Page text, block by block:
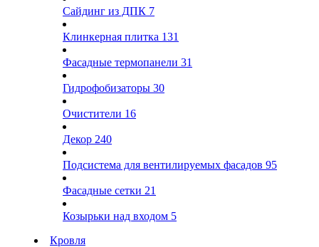
Сайдинг из ДПК 7
Клинкерная плитка 131
Фасадные термопанели 31
Гидрофобизаторы 30
Очистители 16
Декор 240
Подсистема для вентилируемых фасадов 95
Фасадные сетки 21
Козырьки над входом 5
Кровля